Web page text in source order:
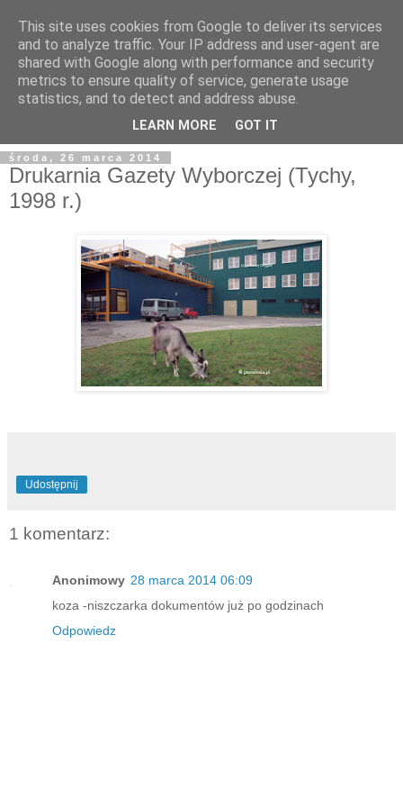
środa, 26 marca 2014
Drukarnia Gazety Wyborczej (Tychy,
1998 r.)
Udostępnij
1 komentarz:
Anonimowy 28 marca 2014 06:09
koza -niszczarka dokumentów już po godzinach
Odpowiedz
This site uses cookies from Google to deliver its services
and to analyze traffic. Your IP address and user-agent are
shared with Google along with performance and security
metrics to ensure quality of service, generate usage
statistics, and to detect and address abuse.
LEARN MORE GOT IT